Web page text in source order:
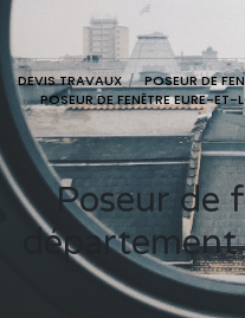
DEVIS TRAVAUX
POSEUR DE
POSEUR DE FENÊTRE EURE-ET-
Poseur de fenêtre dans le